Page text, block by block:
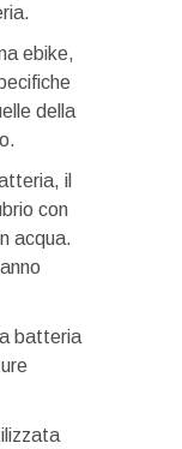
ebike,
della
il
con
acqua.
batteria